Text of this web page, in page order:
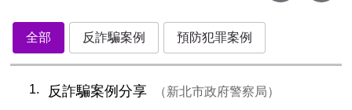
全部 反詐騙案例 預防犯罪案例
1 反詐騙案例分享
新北市政府警察局